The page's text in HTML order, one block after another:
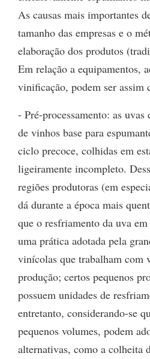
As causas mais importantes
tamanho das empresas e o
elaboração dos produtos
Em relação a equipamentos,
vinificação, podem ser assim
- Pré-processamento: as uvas
de vinhos base para
ciclo precoce, colhidas em
ligeiramente incompleto.
regiões produtoras (em
dá durante a época mais
que o resfriamento da uva
uma prática adotada pela
vinícolas que trabalham com
produção; certos pequenos
possuem unidades de
entretanto, considerando-se
pequenos volumes, podem
alternativas, como a colheita